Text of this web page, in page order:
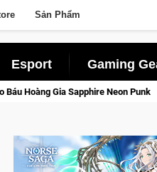
Sản Phẩm
Esport Gaming
Punk